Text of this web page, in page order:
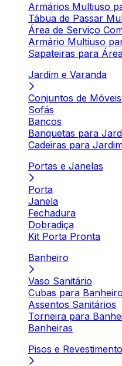
Armários Multiuso
Tábua de Passar
Área de Serviço
Armário Multiuso
Sapateiras para
Jardim e Varanda
Conjuntos de
Sofás
Bancos
Banquetas para
Cadeiras para
Portas e Janelas
Porta
Janela
Fechadura
Dobradiça
Kit Porta Pronta
Banheiro
Vaso Sanitário
Cubas para Banheiro
Assentos Sanitários
Torneira para
Banheiras
Pisos e